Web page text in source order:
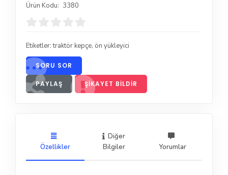
Ürün Kodu: 3380
Etiketler:traktör kepçe, ön yükleyici
SORU SOR
PAYLAŞ ŞIKAYET BILDIR
Özellikler
Diğer
Bilgiler
Yorumlar